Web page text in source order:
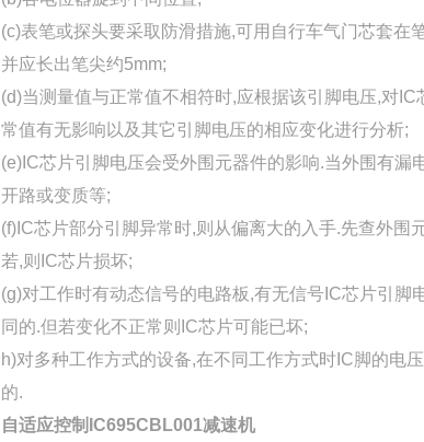
(c)表笔或探头要采取防滑措施,可用自行车气门芯套在
并应长出笔尖约5mm;
(d)当测量值与正常值不相符时,应根据该引脚电压,对IC
常值有无影响以及其它引脚电压的相应变化进行分析;
(e)IC芯片引脚电压会受外围元器件的影响.当外围有漏
开路或变质等;
(f)IC芯片部分引脚异常时,则从偏离大的入手.先查外围
若,则IC芯片损坏;
(g)对工作时有动态信号的电路板,有无信号IC芯片引脚
同的.但若变化不正常则IC芯片可能已坏;
h)对多种工作方式的设备,在不同工作方式时IC脚的电
的.
自适应控制IC695CBL001减速机